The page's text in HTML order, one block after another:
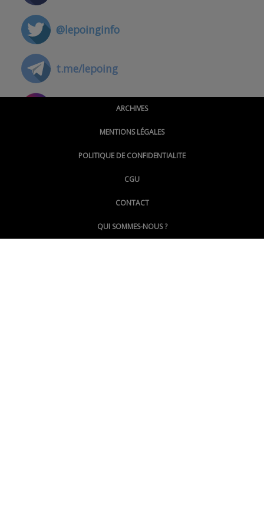
@lepoinginfo
t.me/lepoing
@montpellierpoinginfo
@LePoingMontpellier
ARCHIVES
MENTIONS LÉGALES
POLITIQUE DE CONFIDENTIALITE
CGU
CONTACT
QUI SOMMES-NOUS ?